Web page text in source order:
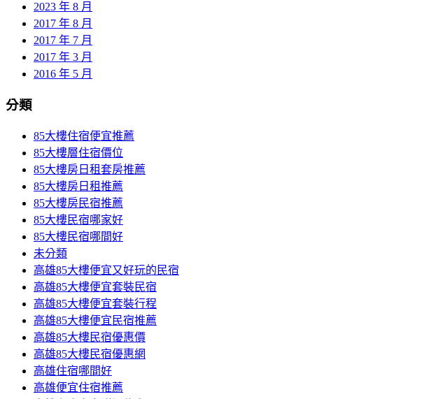
2023 年 8 月
2017 年 8 月
2017 年 7 月
2017 年 3 月
2016 年 5 月
分類
85大樓住宿便宜推薦
85大樓層住宿價位
85大樓房日租套房推薦
85大樓房日租推薦
85大樓房民宿推薦
85大樓民宿哪家好
85大樓民宿哪間好
未分類
高雄85大樓便宜又好玩的民宿
高雄85大樓便宜套裝民宿
高雄85大樓便宜套裝行程
高雄85大樓便宜民宿推薦
高雄85大樓民宿優惠價
高雄85大樓民宿優惠網
高雄住宿哪間好
高雄便宜住宿推薦